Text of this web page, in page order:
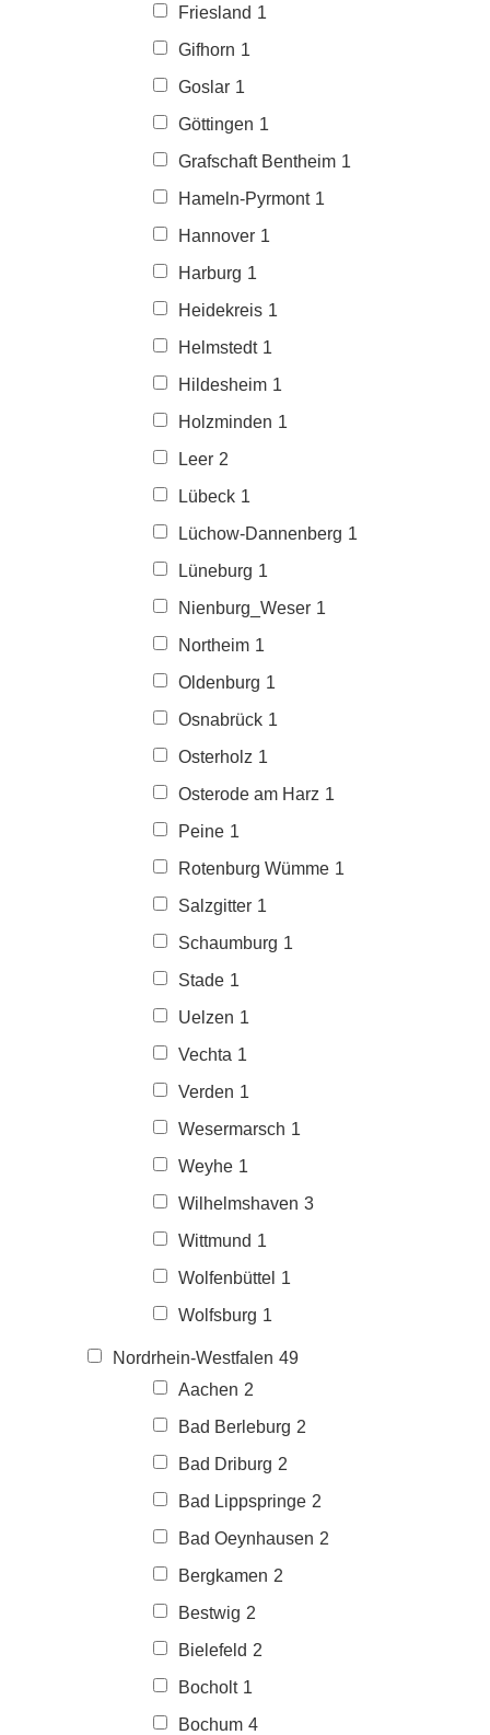
Friesland 1
Gifhorn 1
Goslar 1
Göttingen 1
Grafschaft Bentheim 1
Hameln-Pyrmont 1
Hannover 1
Harburg 1
Heidekreis 1
Helmstedt 1
Hildesheim 1
Holzminden 1
Leer 2
Lübeck 1
Lüchow-Dannenberg 1
Lüneburg 1
Nienburg_Weser 1
Northeim 1
Oldenburg 1
Osnabrück 1
Osterholz 1
Osterode am Harz 1
Peine 1
Rotenburg Wümme 1
Salzgitter 1
Schaumburg 1
Stade 1
Uelzen 1
Vechta 1
Verden 1
Wesermarsch 1
Weyhe 1
Wilhelmshaven 3
Wittmund 1
Wolfenbüttel 1
Wolfsburg 1
Nordrhein-Westfalen 49
Aachen 2
Bad Berleburg 2
Bad Driburg 2
Bad Lippspringe 2
Bad Oeynhausen 2
Bergkamen 2
Bestwig 2
Bielefeld 2
Bocholt 1
Bochum 4